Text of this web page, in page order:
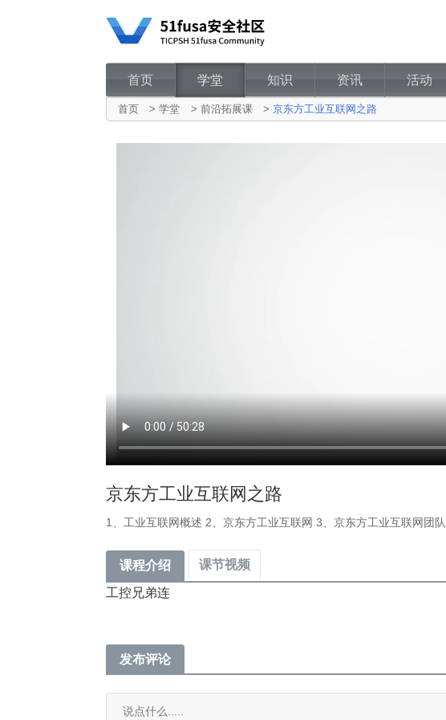
首页 学堂 知识 资讯 活动
首页 > 学堂 > 前沿拓展课 > 京东方工业互联网之路
京东方工业互联网之路
1、工业互联网概述 2、京东方工业互联网 3、京东方工业互联网团队
课程介绍 课节视频
工控兄弟连
发布评论